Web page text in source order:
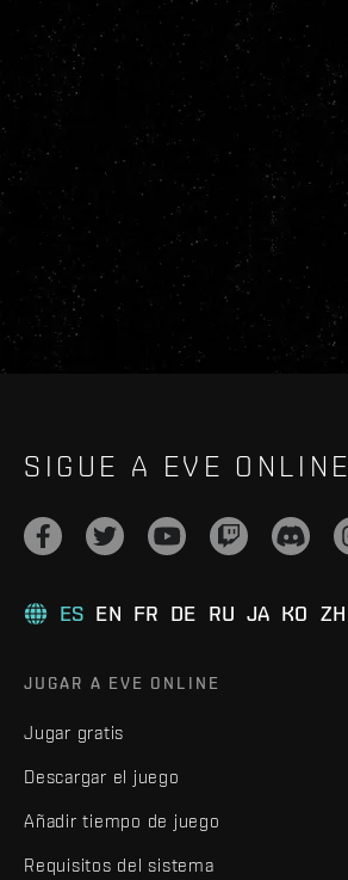
SIGUE A EVE ONLINE
ES EN FR DE RU JA KO ZH
JUGAR A EVE ONLINE
Jugar gratis
Descargar el juego
Añadir tiempo de juego
Requisitos del sistema